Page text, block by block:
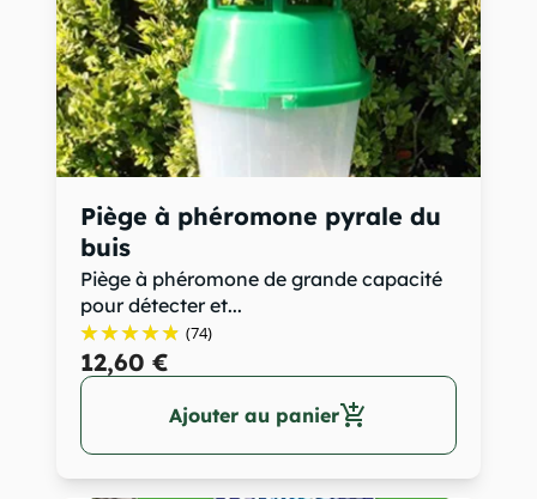
Piège à phéromone pyrale du
buis
Piège à phéromone de grande capacité
pour détecter et...
(74)
12,60 €
Ajouter au panieradd_shopping_cart